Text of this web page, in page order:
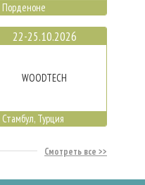
Порденоне
22-25.10.2026
WOODTECH
Стамбул, Турция
Смотреть все